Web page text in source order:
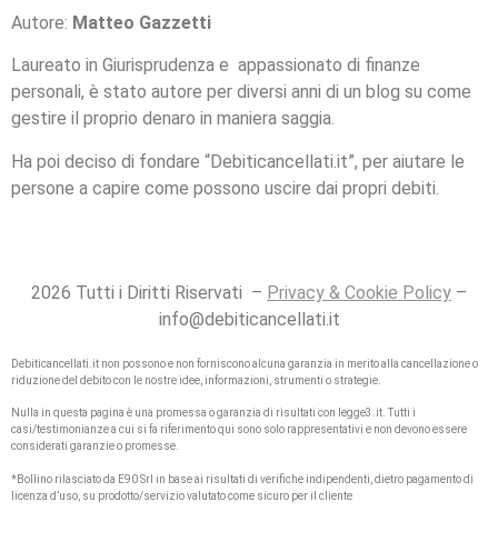
Autore: Matteo Gazzetti
Laureato in Giurisprudenza e appassionato di finanze
personali, è stato autore per diversi anni di un blog su come
gestire il proprio denaro in maniera saggia.
Ha poi deciso di fondare “Debiticancellati.it”, per aiutare le
persone a capire come possono uscire dai propri debiti.
2026 Tutti i Diritti Riservati – Privacy & Cookie Policy –
info@debiticancellati.it
Debiticancellati.it non possono e non forniscono alcuna garanzia in merito alla cancellazione o
riduzione del debito con le nostre idee, informazioni, strumenti o strategie.
Nulla in questa pagina è una promessa o garanzia di risultati con legge3.it. Tutti i
casi/testimonianze a cui si fa riferimento qui sono solo rappresentativi e non devono essere
considerati garanzie o promesse.
*Bollino rilasciato da E90 Srl in base ai risultati di verifiche indipendenti, dietro pagamento di
licenza d’uso, su prodotto/servizio valutato come sicuro per il cliente